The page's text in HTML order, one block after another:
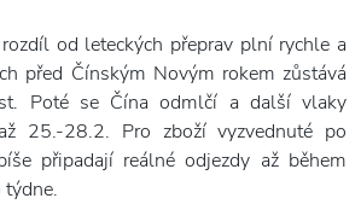
od leteckých přeprav plní rychle a
před Čínským Novým rokem zůstává
Poté se Čína odmlčí a další vlaky
25.-28.2. Pro zboží vyzvednuté po
připadají reálné odjezdy až během
týdne.